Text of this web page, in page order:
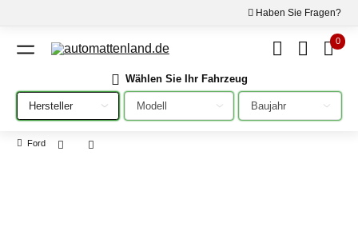
Haben Sie Fragen?
0
Wählen Sie Ihr Fahrzeug
Bitte auswählen
Bitte auswählen Bitte auswählen
Ford